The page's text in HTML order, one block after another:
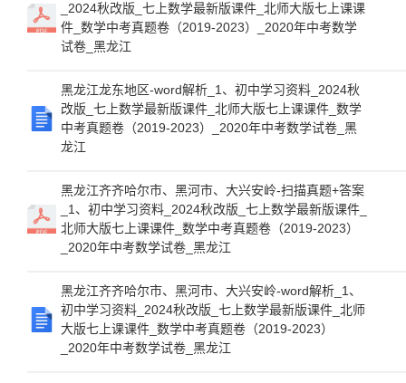
_2024秋改版_七上数学最新版课件_北师大版七上课课
件_数学中考真题卷（2019-2023）_2020年中考数学
试卷_黑龙江
黑龙江龙东地区-word解析_1、初中学习资料_2024秋
改版_七上数学最新版课件_北师大版七上课课件_数学
中考真题卷（2019-2023）_2020年中考数学试卷_黑
龙江
黑龙江齐齐哈尔市、黑河市、大兴安岭-扫描真题+答案
_1、初中学习资料_2024秋改版_七上数学最新版课件_
北师大版七上课课件_数学中考真题卷（2019-2023）
_2020年中考数学试卷_黑龙江
黑龙江齐齐哈尔市、黑河市、大兴安岭-word解析_1、
初中学习资料_2024秋改版_七上数学最新版课件_北师
大版七上课课件_数学中考真题卷（2019-2023）
_2020年中考数学试卷_黑龙江